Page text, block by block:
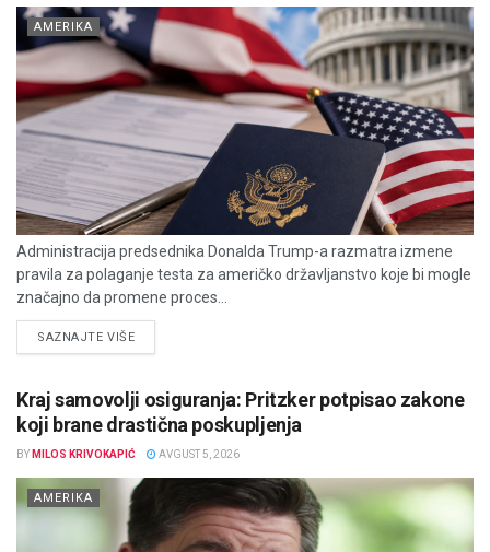
AMERIKA
Administracija predsednika Donalda Trump-a razmatra izmene
pravila za polaganje testa za američko državljanstvo koje bi mogle
značajno da promene proces...
SAZNAJTE VIŠEDETAILS
Kraj samovolji osiguranja: Pritzker potpisao zakone
koji brane drastična poskupljenja
BY MILOS KRIVOKAPIĆ AVGUST 5, 2026
AMERIKA